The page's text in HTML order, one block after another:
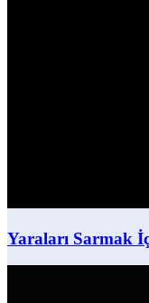
Yaraları Sarmak